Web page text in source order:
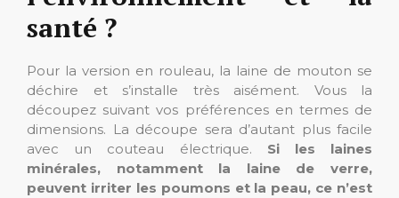
santé ?
Pour la version en rouleau, la laine de mouton se
déchire et s’installe très aisément. Vous la
découpez suivant vos préférences en termes de
dimensions. La découpe sera d’autant plus facile
avec un couteau électrique. Si les laines
minérales, notamment la laine de verre,
peuvent irriter les poumons et la peau, ce n’est